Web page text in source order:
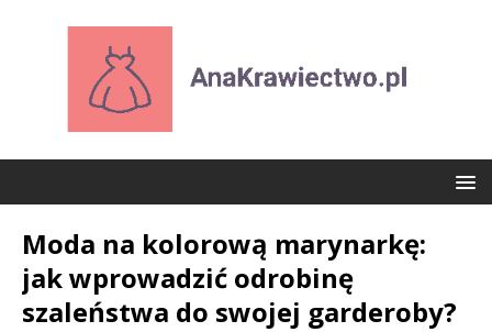
Moda na kolorową marynarkę:
jak wprowadzić odrobinę
szaleństwa do swojej garderoby?